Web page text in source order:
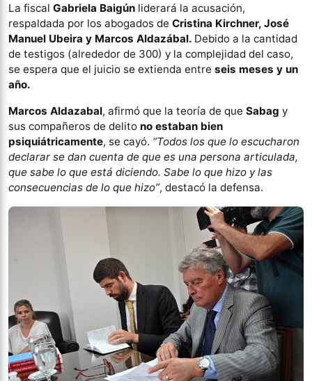
La fiscal Gabriela Baigún liderará la acusación,
respaldada por los abogados de Cristina Kirchner, José
Manuel Ubeira y Marcos Aldazábal. Debido a la cantidad
de testigos (alrededor de 300) y la complejidad del caso,
se espera que el juicio se extienda entre seis meses y un
año.
Marcos Aldazabal, afirmó que la teoría de que Sabag y
sus compañeros de delito no estaban bien
psiquiátricamente, se cayó. “Todos los que lo escucharon
declarar se dan cuenta de que es una persona articulada,
que sabe lo que está diciendo. Sabe lo que hizo y las
consecuencias de lo que hizo”, destacó la defensa.